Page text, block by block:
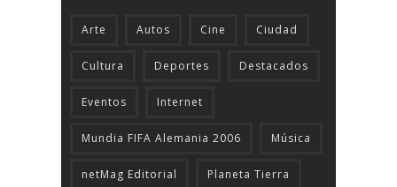
Arte Autos Cine Ciudad
Cultura Deportes Destacados
Eventos Internet
Mundia FIFA Alemania 2006 Música
netMag Editorial Planeta Tierra